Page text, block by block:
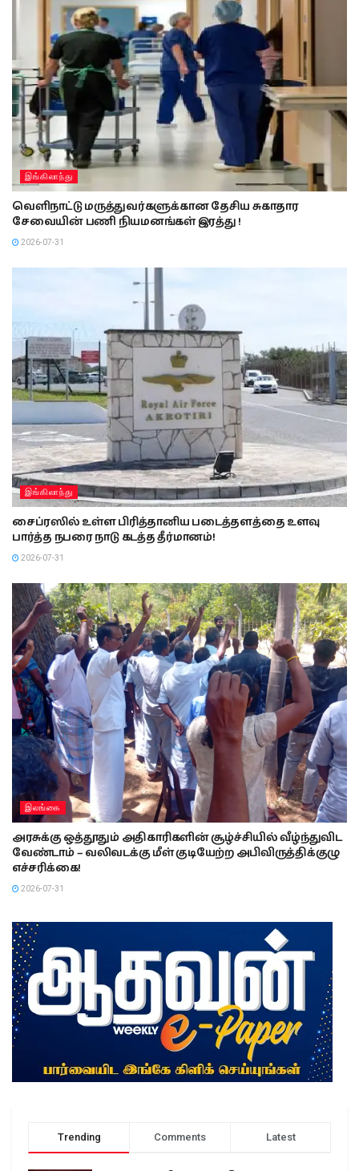
இங்கிலாந்து
வெளிநாட்டு மருத்துவர்களுக்கான தேசிய சுகாதார
சேவையின் பணி நியமனங்கள் இரத்து !
2026-07-31
இங்கிலாந்து
சைப்ரஸில் உள்ள பிரித்தானிய படைத்தளத்தை உளவு
பார்த்த நபரை நாடு கடத்த தீர்மானம்!
2026-07-31
இலங்கை
அரசுக்கு ஒத்தூதும் அதிகாரிகளின் சூழ்ச்சியில் வீழ்ந்துவிட
வேண்டாம் – வலிவடக்கு மீள் குடியேற்ற அபிவிருத்திக்குழு
எச்சரிக்கை!
2026-07-31
Trending Comments Latest